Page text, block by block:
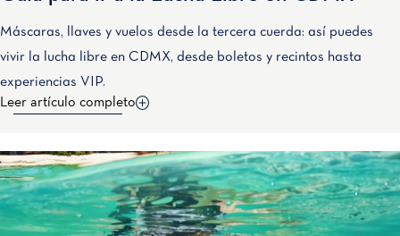
Máscaras, llaves y vuelos desde la tercera cuerda: así puedes
vivir la lucha libre en CDMX, desde boletos y recintos hasta
experiencias VIP.
Leer artículo completo